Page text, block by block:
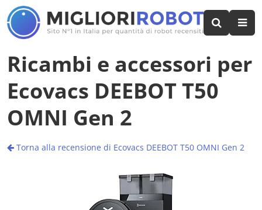
Ricambi e accessori per
Ecovacs DEEBOT T50
OMNI Gen 2
Torna alla recensione di Ecovacs DEEBOT T50 OMNI Gen 2